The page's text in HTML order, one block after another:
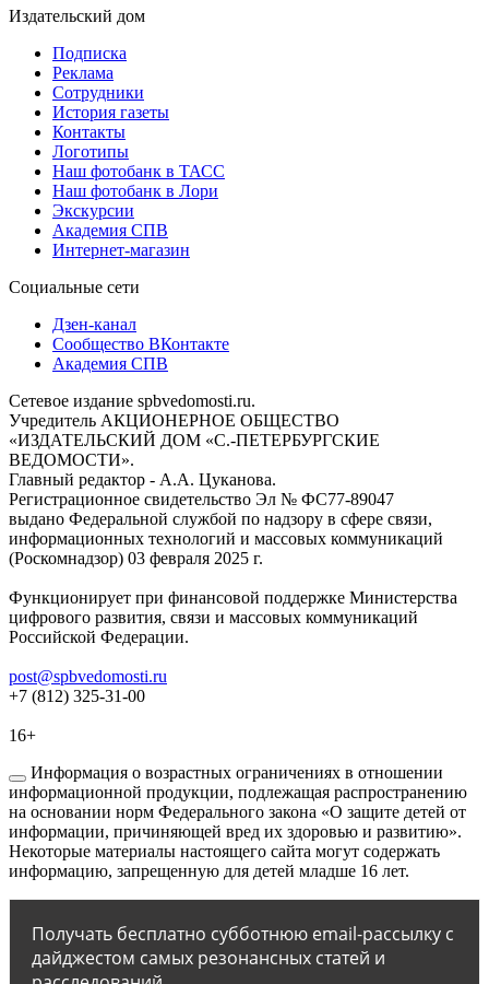
Издательский дом
Подписка
Реклама
Сотрудники
История газеты
Контакты
Логотипы
Наш фотобанк в ТАСС
Наш фотобанк в Лори
Экскурсии
Академия СПВ
Интернет-магазин
Социальные сети
Дзен-канал
Сообщество ВКонтакте
Академия СПВ
Сетевое издание spbvedomosti.ru.
Учредитель АКЦИОНЕРНОЕ ОБЩЕСТВО
«ИЗДАТЕЛЬСКИЙ ДОМ «С.-ПЕТЕРБУРГСКИЕ
ВЕДОМОСТИ».
Главный редактор - А.А. Цуканова.
Регистрационное свидетельство Эл № ФС77-89047
выдано Федеральной службой по надзору в сфере связи,
информационных технологий и массовых коммуникаций
(Роскомнадзор) 03 февраля 2025 г.
Функционирует при финансовой поддержке Министерства
цифрового развития, связи и массовых коммуникаций
Российской Федерации.
post@spbvedomosti.ru
+7 (812) 325-31-00
16+
Информация о возрастных ограничениях в отношении
информационной продукции, подлежащая распространению
на основании норм Федерального закона «О защите детей от
информации, причиняющей вред их здоровью и развитию».
Некоторые материалы настоящего сайта могут содержать
информацию, запрещенную для детей младше 16 лет.
Получать бесплатно субботнюю email-рассылку с
дайджестом самых резонансных статей и